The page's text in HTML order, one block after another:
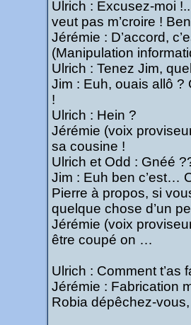
Ulrich : Excusez-moi
veut pas m’croire !
Jérémie : D’accord,
(Manipulation
Ulrich : Tenez Jim,
Jim : Euh, ouais allô ?
!
Ulrich : Hein ?
Jérémie (voix
sa cousine !
Ulrich et Odd : Gnéé
Jim : Euh ben c’est…
Pierre à propos, si
quelque chose d’un
Jérémie (voix
être coupé on …
Ulrich : Comment t’as
Jérémie : Fabrication
Robia dépêchez-